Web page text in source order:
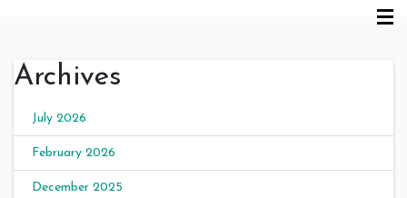
Archives
July 2026
February 2026
December 2025